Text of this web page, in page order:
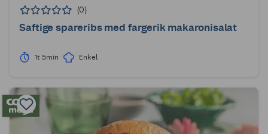
(0)
Saftige spareribs med fargerik makaronisalat
1t 5min Enkel